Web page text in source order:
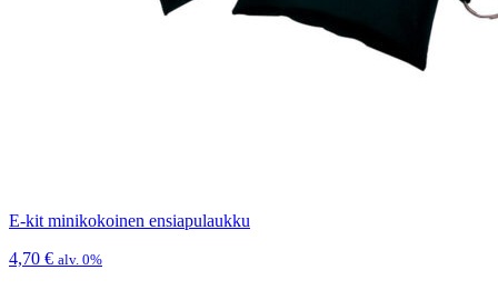
E-kit minikokoinen ensiapulaukku
4,70 € alv. 0%